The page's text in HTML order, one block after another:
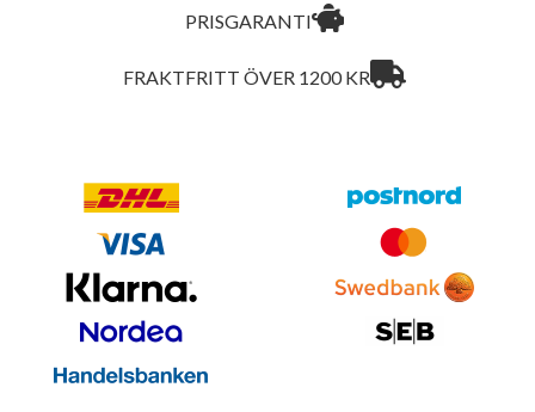
PRISGARANTI
FRAKTFRITT ÖVER 1200 KR